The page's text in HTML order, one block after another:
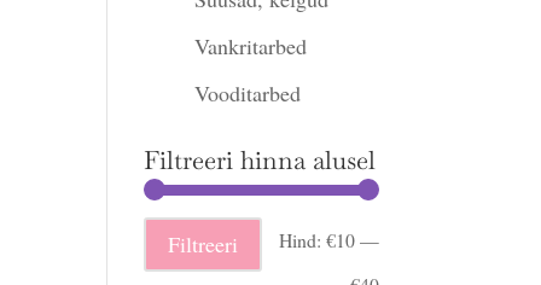
Vankritarbed
Vooditarbed
Filtreeri hinna alusel
Minimaalne
Maksimaalne
Filtreeri Hind: €10—